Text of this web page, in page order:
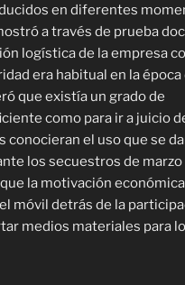
en diferentes
a través de prueba
logística de la empresa
era habitual en la época
que existía un grado de
como para ir a juicio
conocieran el uso que se
los secuestros de marzo
la motivación económica
móvil detrás de la
medios materiales para